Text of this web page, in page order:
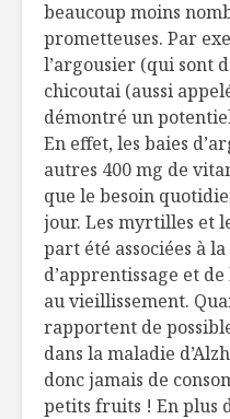
beaucoup moins
prometteuses. Par
l’argousier (qui sont
chicoutai (aussi
démontré un
En effet, les baies
autres 400 mg de
que le besoin
jour. Les myrtilles et
part été associées à
d’apprentissage et
au vieillissement.
rapportent de
dans la maladie
donc jamais de
petits fruits ! En plus